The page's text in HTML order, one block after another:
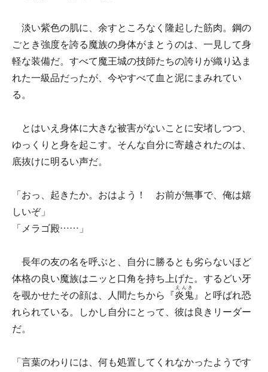
淡い紫色の肌に、余すところなく隆起した筋肉。鋼の
ごとき強度を誇る魔族の身体がまとうのは、一見して身
軽な装備だ。すべて魔王城の技師たちの誇りが織り込ま
れた一級品だったが、今やすべて血と泥にまみれてい
る。
とはいえ身体に大きな被害がないことに安堵しつつ、
ゆっくりと身を起こす。そんな自分に寄越されたのは、
底抜けに明るい声だ。
「おっ、起きたか。おはよう！ お前が無事で、俺は嬉
しいぞ」
「メラゴ殿……」
長年の友の名を呼ぶと、自分に勝るとも劣らないほど
体格の良い魔族はニッと口角を持ち上げた。するどい牙
を覗かせたその顔は、人間たちから『炎鬼
えんき
』と呼ばれ恐
れられている。しかし自分にとって、彼は良きリーダー
だ。
「言葉のわりには、何も処置してくれなかったようです